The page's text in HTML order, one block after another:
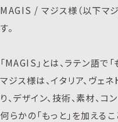
MAGIS / マジス様（以下マ
す。
「MAGIS」とは、ラテン語で
マジス様は、イタリア、ヴェ
り、デザイン、技術、素材、
何らかの「もっと」を加える